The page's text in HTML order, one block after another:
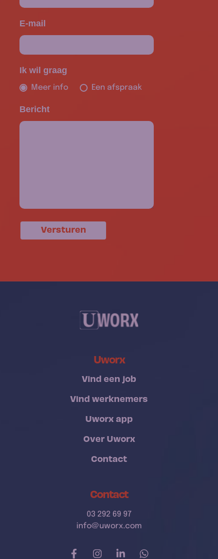
E-mail
Meer info Een afspraak
Ik wil graag
Bericht
Versturen
Uworx
Vind een job
Vind werknemers
Uworx app
Over Uworx
Contact
Contact
03 292 69 97
info@uworx.com